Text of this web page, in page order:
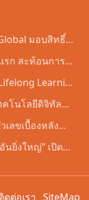
มอบสิทธิ์
ดเดือนสิงหาคม
รก สะท้อนการ
Learning
a New
Convenes
คโนโลยีดิจิทัล
ศใหม่แห่งการ
เลขเบื้องหลัง
ยิ่งใหญ่” เปิด
ดต่อเรา SiteMap